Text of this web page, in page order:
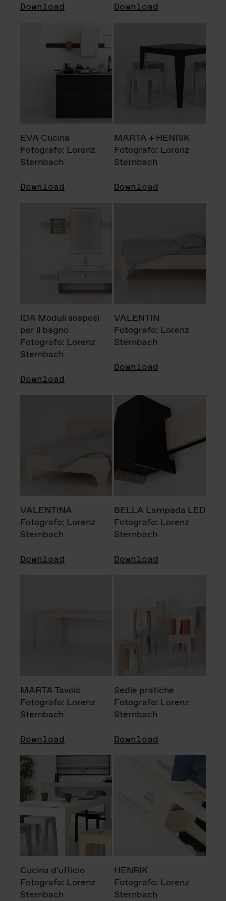
Download Download
EVA Cucina
Fotografo: Lorenz
Sternbach
Download
MARTA + HENRIK
Fotografo: Lorenz
Sternbach
Download
IDA Moduli sospesi
per il bagno
Fotografo: Lorenz
Sternbach
Download
VALENTIN
Fotografo: Lorenz
Sternbach
Download
VALENTINA
Fotografo: Lorenz
Sternbach
Download
BELLA Lampada LED
Fotografo: Lorenz
Sternbach
Download
MARTA Tavolo
Fotografo: Lorenz
Sternbach
Download
Sedie pratiche
Fotografo: Lorenz
Sternbach
Download
Cucina d'ufficio
Fotografo: Lorenz
Sternbach
HENRIK
Fotografo: Lorenz
Sternbach